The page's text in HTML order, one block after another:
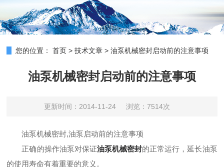
您的位置： 首页 >技术文章 >油泵机械密封启动前的注意事项
油泵机械密封启动前的注意事项
更新时间：2014-11-24 浏览：7514次
油泵机械密封,油泵启动前的注意事项
正确的操作油泵对保证油泵机械密封的正常运行，延长油泵
的使用寿命有着重要的意义。